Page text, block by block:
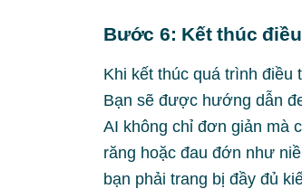
Bước 6: Kết thúc
Khi kết thúc quá trình điều
Bạn sẽ được hướng dẫn
AI không chỉ đơn giản mà
răng hoặc đau đớn như
bạn phải trang bị đầy đủ